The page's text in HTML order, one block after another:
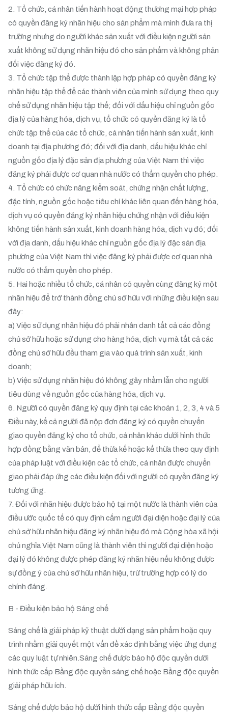
2. Tổ chức, cá nhân tiến hành hoạt động thương mại hợp pháp
có quyền đăng ký nhãn hiệu cho sản phẩm mà mình đưa ra thị
trường nhưng do người khác sản xuất với điều kiện người sản
xuất không sử dụng nhãn hiệu đó cho sản phẩm và không phản
đối việc đăng ký đó.
3. Tổ chức tập thể được thành lập hợp pháp có quyền đăng ký
nhãn hiệu tập thể để các thành viên của mình sử dụng theo quy
chế sử dụng nhãn hiệu tập thể; đối với dấu hiệu chỉ nguồn gốc
địa lý của hàng hóa, dịch vụ, tổ chức có quyền đăng ký là tổ
chức tập thể của các tổ chức, cá nhân tiến hành sản xuất, kinh
doanh tại địa phương đó; đối với địa danh, dấu hiệu khác chỉ
nguồn gốc địa lý đặc sản địa phương của Việt Nam thì việc
đăng ký phải được cơ quan nhà nước có thẩm quyền cho phép.
4. Tổ chức có chức năng kiểm soát, chứng nhận chất lượng,
đặc tính, nguồn gốc hoặc tiêu chí khác liên quan đến hàng hóa,
dịch vụ có quyền đăng ký nhãn hiệu chứng nhận với điều kiện
không tiến hành sản xuất, kinh doanh hàng hóa, dịch vụ đó; đối
với địa danh, dấu hiệu khác chỉ nguồn gốc địa lý đặc sản địa
phương của Việt Nam thì việc đăng ký phải được cơ quan nhà
nước có thẩm quyền cho phép.
5. Hai hoặc nhiều tổ chức, cá nhân có quyền cùng đăng ký một
nhãn hiệu để trở thành đồng chủ sở hữu với những điều kiện sau
đây:
a) Việc sử dụng nhãn hiệu đó phải nhân danh tất cả các đồng
chủ sở hữu hoặc sử dụng cho hàng hóa, dịch vụ mà tất cả các
đồng chủ sở hữu đều tham gia vào quá trình sản xuất, kinh
doanh;
b) Việc sử dụng nhãn hiệu đó không gây nhầm lẫn cho người
tiêu dùng về nguồn gốc của hàng hóa, dịch vụ.
6. Người có quyền đăng ký quy định tại các khoản 1, 2, 3, 4 và 5
Điều này, kể cả người đã nộp đơn đăng ký có quyền chuyển
giao quyền đăng ký cho tổ chức, cá nhân khác dưới hình thức
hợp đồng bằng văn bản, để thừa kế hoặc kế thừa theo quy định
của pháp luật với điều kiện các tổ chức, cá nhân được chuyển
giao phải đáp ứng các điều kiện đối với người có quyền đăng ký
tương ứng.
7. Đối với nhãn hiệu được bảo hộ tại một nước là thành viên của
điều ước quốc tế có quy định cấm người đại diện hoặc đại lý của
chủ sở hữu nhãn hiệu đăng ký nhãn hiệu đó mà Cộng hòa xã hội
chủ nghĩa Việt Nam cũng là thành viên thì người đại diện hoặc
đại lý đó không được phép đăng ký nhãn hiệu nếu không được
sự đồng ý của chủ sở hữu nhãn hiệu, trừ trường hợp có lý do
chính đáng.
B - Điều kiện bảo hộ Sáng chế
Sáng chế là giải pháp kỹ thuật dưới dạng sản phẩm hoặc quy
trình nhằm giải quyết một vấn đề xác định bằng việc ứng dụng
các quy luật tự nhiên.Sáng chế được bảo hộ độc quyền dưới
hình thức cấp Bằng độc quyền sáng chế hoặc Bằng độc quyền
giải pháp hữu ích.
Sáng chế được bảo hộ dưới hình thức cấp Bằng độc quyền